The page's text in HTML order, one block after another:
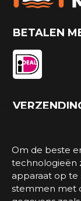
Om de beste
technologieën
apparaat op te
stemmen met
BETALEN